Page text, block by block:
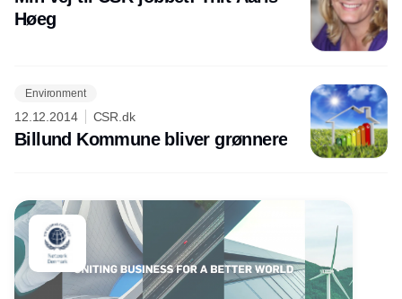
Høeg
Environment
12.12.2014 CSR.dk
Billund Kommune bliver grønnere